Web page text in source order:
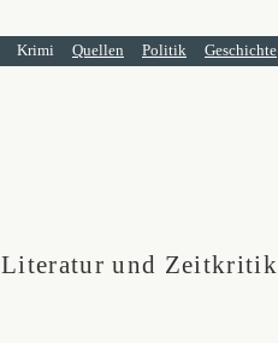
Krimi Quellen Politik Geschichte
Literatur und Zeitkritik